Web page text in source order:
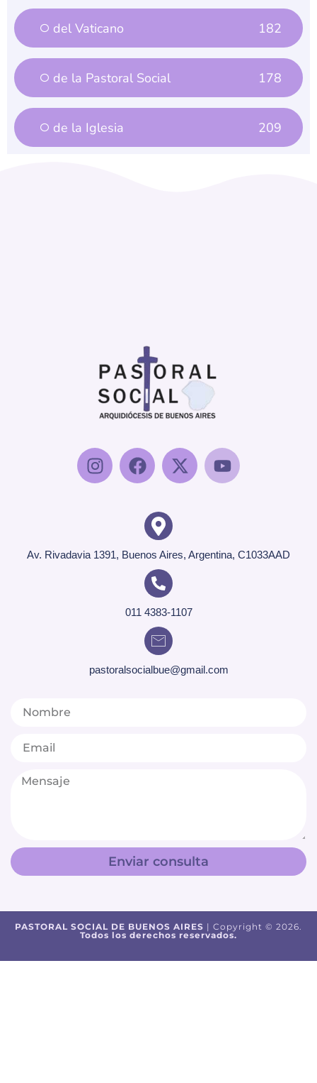
del Vaticano 182
de la Pastoral Social 178
de la Iglesia 209
Av. Rivadavia 1391, Buenos Aires, Argentina, C1033AAD
011 4383-1107
pastoralsocialbue@gmail.com
Enviar consulta
PASTORAL SOCIAL DE BUENOS AIRES | Copyright © 2026.
Todos los derechos reservados.